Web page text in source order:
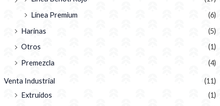
Línea Premium
(6)
Harinas
(5)
Otros
(1)
Premezcla
(4)
Venta Industrial
(11)
Extruidos
(1)